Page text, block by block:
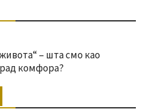
– шта смо као
комфора?